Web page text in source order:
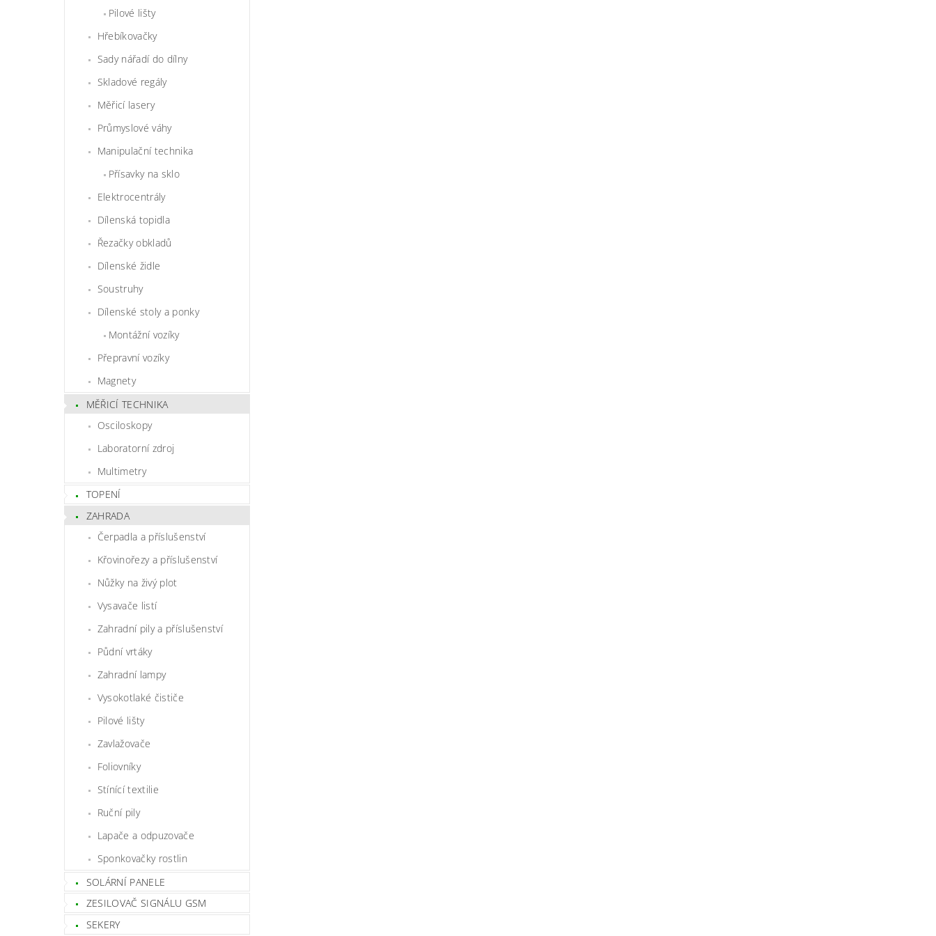
Pilové lišty
Hřebíkovačky
Sady nářadí do dílny
Skladové regály
Měřicí lasery
Průmyslové váhy
Manipulační technika
Přísavky na sklo
Elektrocentrály
Dílenská topidla
Řezačky obkladů
Dílenské židle
Soustruhy
Dílenské stoly a ponky
Montážní vozíky
Přepravní vozíky
Magnety
MĚŘICÍ TECHNIKA
Osciloskopy
Laboratorní zdroj
Multimetry
TOPENÍ
ZAHRADA
Čerpadla a příslušenství
Křovinořezy a příslušenství
Nůžky na živý plot
Vysavače listí
Zahradní pily a příslušenství
Půdní vrtáky
Zahradní lampy
Vysokotlaké čističe
Pilové lišty
Zavlažovače
Foliovníky
Stínící textilie
Ruční pily
Lapače a odpuzovače
Sponkovačky rostlin
SOLÁRNÍ PANELE
ZESILOVAČ SIGNÁLU GSM
SEKERY